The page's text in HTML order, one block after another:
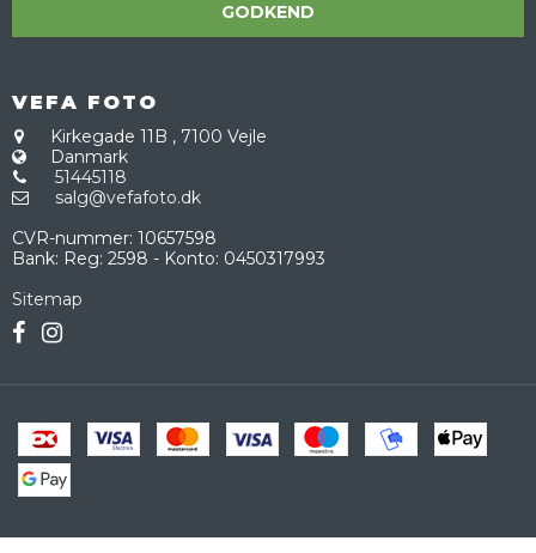
GODKEND
VEFA FOTO
Kirkegade 11B , 7100 Vejle
Danmark
51445118
salg@vefafoto.dk
CVR-nummer: 10657598
Bank: Reg: 2598 - Konto: 0450317993
Sitemap